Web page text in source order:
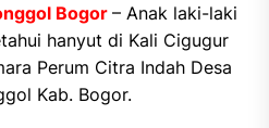
Bogor – Anak laki-laki
hanyut di Kali Cigugur
Perum Citra Indah Desa
Kab. Bogor.